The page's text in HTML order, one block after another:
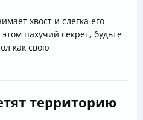
хвост и слегка его
пахучий секрет, будьте
как свою
территорию